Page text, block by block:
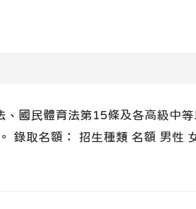
國民體育法第15條及各高級中
錄取名額： 招生種類 名額 男性